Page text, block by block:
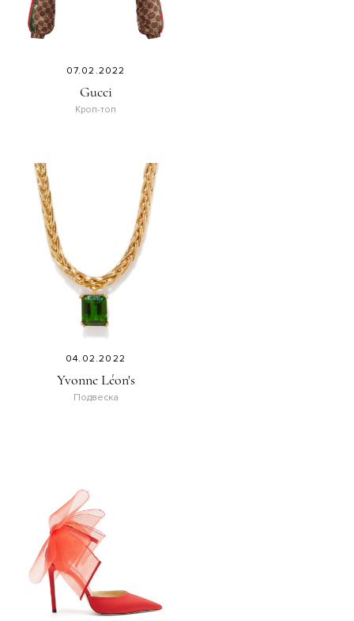
07.02.2022
Gucci
Кроп-топ
04.02.2022
Yvonne Léon's
Подвеска